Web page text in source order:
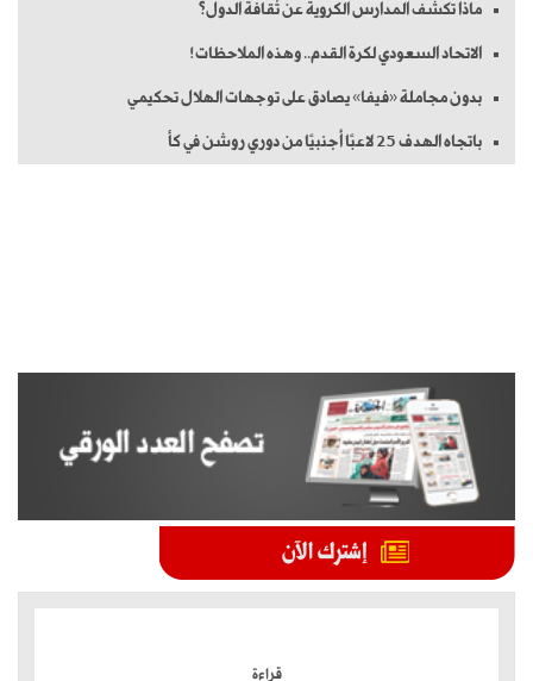
ماذا تكشف المدارس الكروية عن ثقافة الدول؟
‏الاتحاد السعودي لكرة القدم.. وهذه الملاحظات!
بدون مجاملة «فيفا» يصادق على توجهات الهلال تحكيمي
باتجاه الهدف 25 لاعبًا أجنبيًا من دوري روشن في كأ
قراءة